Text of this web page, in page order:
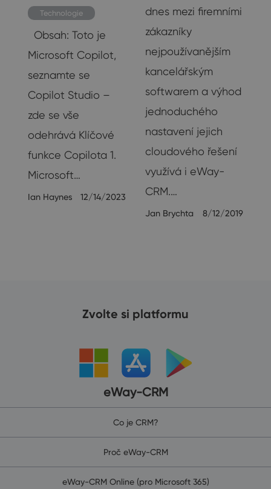
Technologie
Obsah: Toto je
Microsoft Copilot,
seznamte se
Copilot Studio –
zde se vše
odehrává Klíčové
funkce Copilota 1.
Microsoft…
Ian Haynes 12/14/2023
dnes mezi firemními
zákazníky
nejpoužívanějším
kancelářským
softwarem a výhod
jednoduchého
nastavení jejich
cloudového řešení
využívá i eWay-
CRM.…
Jan Brychta 8/12/2019
Zvolte si platformu
eWay-CRM
Co je CRM?
Proč eWay-CRM
eWay-CRM Online (pro Microsoft 365)